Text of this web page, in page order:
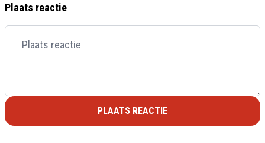
Plaats reactie
PLAATS REACTIE